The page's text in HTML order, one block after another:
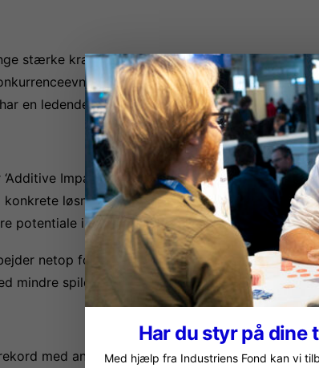
stærke kræfter at adressere en vigtig og
i produktionsvirksomheder. Den
en ledende rolle, når det gælder nye
Impact – additive manufacturing and 3D
konkrete løsninger og inspiration til, hvordan
potentiale i forhold til en mere bæredygtig
netop for at gøre Danmark
mindre spild, bruges mindre materiale, er mindre
med antallet af gæster til AM Summit
Har du styr på dine
Med hjælp fra Industriens Fond kan vi